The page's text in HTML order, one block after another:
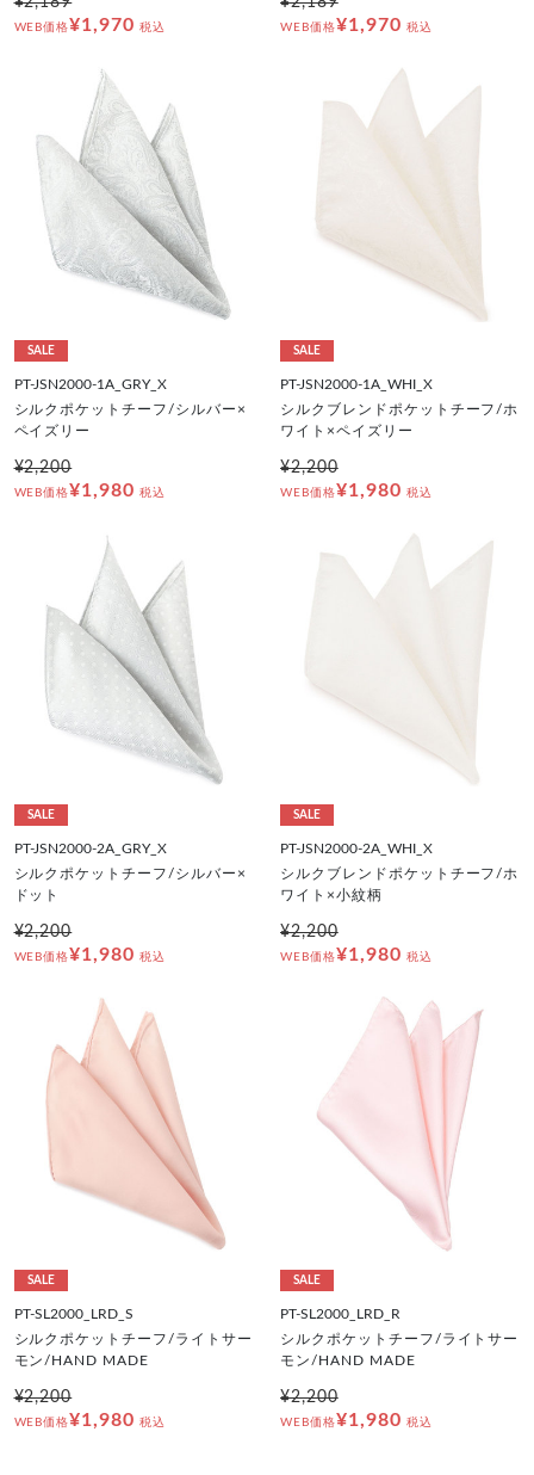
WEB価格¥1,970 税込 WEB価格¥1,970 税込
SALE
PT-JSN2000-1A_GRY_X
シルクポケットチーフ/シルバー×
ペイズリー
¥2,200
WEB価格¥1,980 税込
SALE
PT-JSN2000-1A_WHI_X
シルクブレンドポケットチーフ/ホ
ワイト×ペイズリー
¥2,200
WEB価格¥1,980 税込
SALE
PT-JSN2000-2A_GRY_X
シルクポケットチーフ/シルバー×
ドット
¥2,200
WEB価格¥1,980 税込
SALE
PT-JSN2000-2A_WHI_X
シルクブレンドポケットチーフ/ホ
ワイト×小紋柄
¥2,200
WEB価格¥1,980 税込
SALE
PT-SL2000_LRD_S
シルクポケットチーフ/ライトサー
モン/HAND MADE
¥2,200
WEB価格¥1,980 税込
SALE
PT-SL2000_LRD_R
シルクポケットチーフ/ライトサー
モン/HAND MADE
¥2,200
WEB価格¥1,980 税込